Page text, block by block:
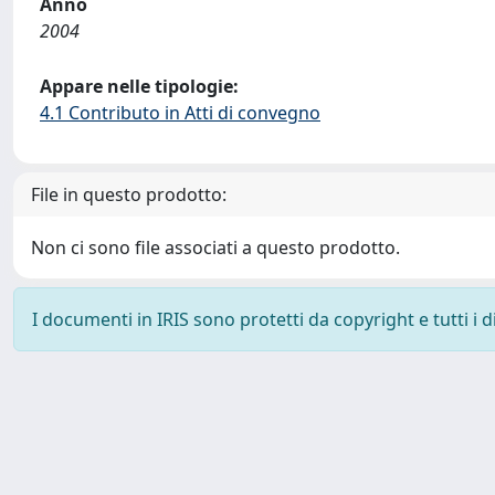
2004
Appare nelle tipologie:
4.1 Contributo in Atti di convegno
File in questo prodotto:
Non ci sono file associati a questo prodotto.
I documenti in IRIS sono protetti da copyright e tutti i